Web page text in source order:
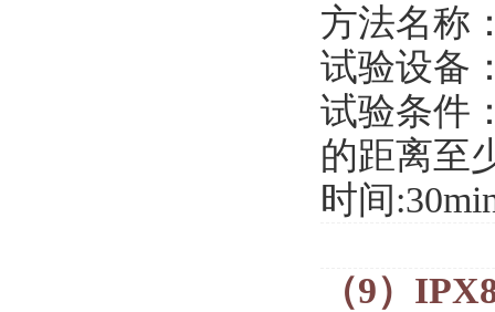
方法名称
试验设备
试验条件
的距离至
时间
（9）